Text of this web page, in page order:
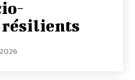
résilients